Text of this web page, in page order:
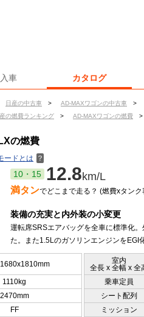
車 カタログ
日産の中古車 > AD-MAXワゴンの中古車 >
の燃費ランキング > AD-MAXワゴンの燃費 >
の燃費
ードとは ？
10・15 12.8km/L
満タンでどこまで走る？ (燃費xタンク
装備の充実と内外装の小変更
運転席SRSエアバッグを全車に標準化
た。また1.5LのガソリンエンジンをEGI
室内
全長 x 全幅 x 全
1110kg 乗車定員
2470mm シート配列
FF ミッション